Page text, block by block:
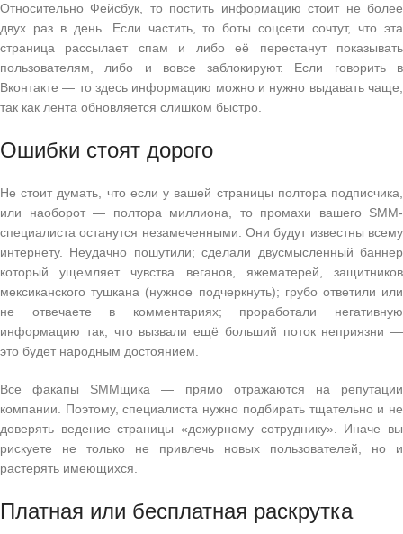
Относительно Фейсбук, то постить информацию стоит не более
двух раз в день. Если частить, то боты соцсети сочтут, что эта
страница рассылает спам и либо её перестанут показывать
пользователям, либо и вовсе заблокируют. Если говорить в
Вконтакте — то здесь информацию можно и нужно выдавать чаще,
так как лента обновляется слишком быстро.
Ошибки стоят дорого
Не стоит думать, что если у вашей страницы полтора подписчика,
или наоборот — полтора миллиона, то промахи вашего SMM-
специалиста останутся незамеченными. Они будут известны всему
интернету. Неудачно пошутили; сделали двусмысленный баннер
который ущемляет чувства веганов, яжематерей, защитников
мексиканского тушкана (нужное подчеркнуть); грубо ответили или
не отвечаете в комментариях; проработали негативную
информацию так, что вызвали ещё больший поток неприязни —
это будет народным достоянием.
Все факапы SMMщика — прямо отражаются на репутации
компании. Поэтому, специалиста нужно подбирать тщательно и не
доверять ведение страницы «дежурному сотруднику». Иначе вы
рискуете не только не привлечь новых пользователей, но и
растерять имеющихся.
Платная или бесплатная раскрутка